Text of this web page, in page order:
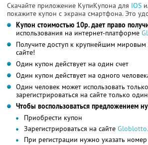
Скачайте приложение КупиКупона для IOS
покажите купон с экрана смартфона. Это
Купон стоимостью 10р. дает право
использования на интернет-платформе
Получите доступ к крупнейшим
сайте!
Один купон действует на один счет
Один купон действует на одного
Один человек может использовать
зарегистрироваться на сайте только
Чтобы воспользоваться предложением
Приобрести купон
Зарегистрироваться на сайте
При регистрации нужно указать